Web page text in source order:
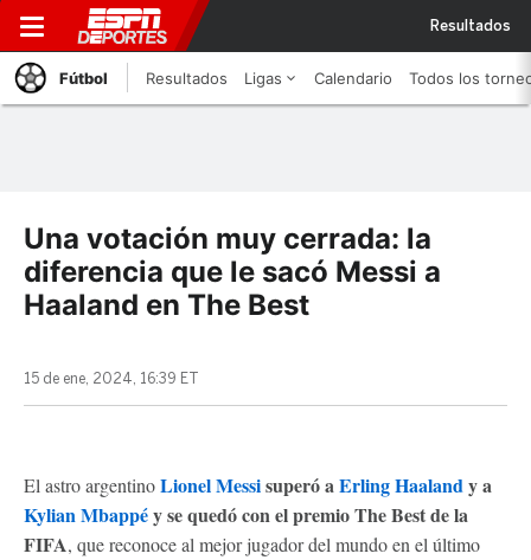
Resultados
Fútbol Resultados Ligas Calendario Todos los
Una votación muy cerrada: la
diferencia que le sacó Messi a
Haaland en The Best
15 de ene, 2024, 16:39 ET
El astro argentinoLionel Messisuperó aErling Haalandy a
Kylian Mbappéy se quedó con el premio The Best de la
FIFA, que reconoce al mejor jugador del mundo en el último